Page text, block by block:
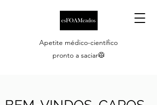
Apetite médico-científico
pronto a saciar🥼